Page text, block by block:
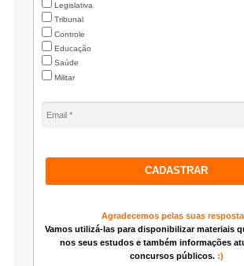
Legislativa
Tribunal
Controle
Educação
Saúde
Militar
CADASTRAR
Agradecemos pelas suas
Vamos utilizá-las para disponibilizar materiais
nos seus estudos e também informações
concursos públicos. :)